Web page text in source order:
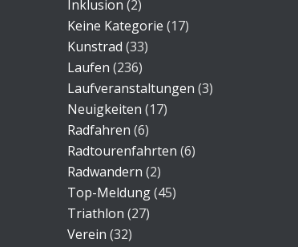
Inklusion (2)
Keine Kategorie (17)
Kunstrad (33)
Laufen (236)
Laufveranstaltungen (3)
Neuigkeiten (17)
Radfahren (6)
Radtourenfahrten (6)
Radwandern (2)
Top-Meldung(45)
Triathlon (27)
Verein (32)